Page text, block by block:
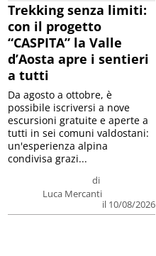
Trekking senza limiti:
con il progetto
“CASPITA” la Valle
d’Aosta apre i sentieri
a tutti
di
Luca Mercanti
il 10/08/2026
Da agosto a ottobre, è
possibile iscriversi a nove
escursioni gratuite e aperte a
tutti in sei comuni valdostani:
un'esperienza alpina
condivisa grazi...